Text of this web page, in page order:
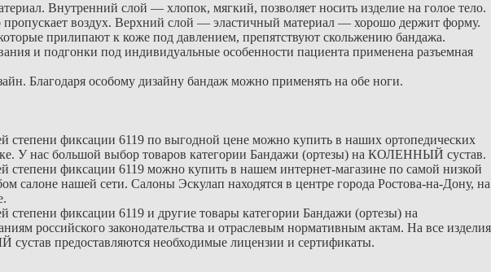
Внутренний слой — хлопок, мягкий, позволяет носить изделие на голое тело.
воздух. Верхний слой — эластичный материал — хорошо держит форму.
прилипают к коже под давлением, препятствуют скольжению бандажа.
и подгонки под индивидуальные особенности пациента применена разъемная
Благодаря особому дизайну бандаж можно применять на обе ноги.
степени фиксации 6119 по выгодной цене можно купить в наших ортопедических
У нас большой выбор товаров категории Бандажи (ортезы) на КОЛЕННЫЙ сустав.
степени фиксации 6119 можно купить в нашем интернет-магазине по самой низкой
салоне нашей сети. Салоны Эскулап находятся в центре города Ростова-на-Дону, на
степени фиксации 6119 и другие товары категории Бандажи (ортезы) на
российского законодательства и отраслевым нормативным актам. На все изделия
предоставляются необходимые лицензии и сертификаты.